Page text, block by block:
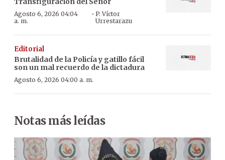
Agosto 6, 2026 04:04
a. m.
· P. Víctor
Urrestarazu
Editorial
Brutalidad de la Policía y gatillo fácil
son un mal recuerdo de la dictadura
Agosto 6, 2026 04:00 a. m.
Notas más leídas